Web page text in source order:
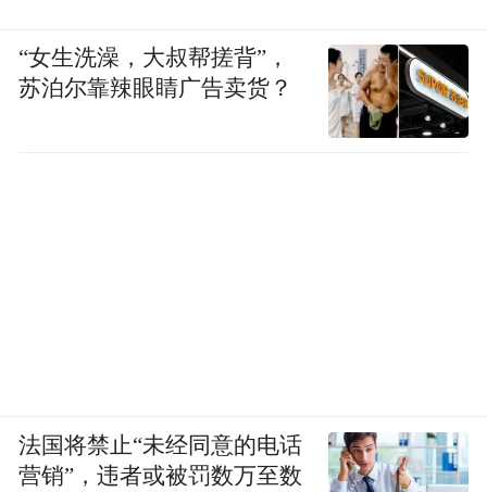
“女生洗澡，大叔帮搓背”，
苏泊尔靠辣眼睛广告卖货？
法国将禁止“未经同意的电话
营销”，违者或被罚数万至数